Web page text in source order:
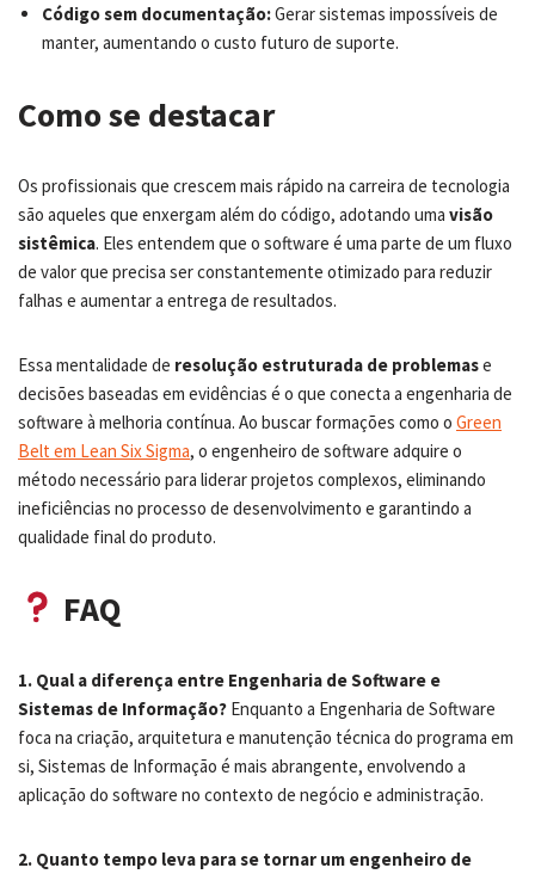
Código sem documentação:Gerar sistemas impossíveis de
manter, aumentando o custo futuro de suporte.
Como se destacar
Os profissionais que crescem mais rápido na carreira de tecnologia
são aqueles que enxergam além do código, adotando uma visão
sistêmica. Eles entendem que o software é uma parte de um fluxo
de valor que precisa ser constantemente otimizado para reduzir
falhas e aumentar a entrega de resultados.
Essa mentalidade de resolução estruturada de problemase
decisões baseadas em evidências é o que conecta a engenharia de
software à melhoria contínua. Ao buscar formações como o Green
Belt em Lean Six Sigma, o engenheiro de software adquire o
método necessário para liderar projetos complexos, eliminando
ineficiências no processo de desenvolvimento e garantindo a
qualidade final do produto.
FAQ
1. Qual a diferença entre Engenharia de Software e
Sistemas de Informação? Enquanto a Engenharia de Software
foca na criação, arquitetura e manutenção técnica do programa em
si, Sistemas de Informação é mais abrangente, envolvendo a
aplicação do software no contexto de negócio e administração.
2. Quanto tempo leva para se tornar um engenheiro de